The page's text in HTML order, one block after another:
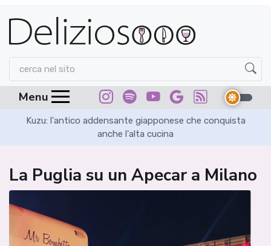
Menu
Kuzu: l'antico addensante giapponese che conquista
anche l'alta cucina
La Puglia su un Apecar a Milano